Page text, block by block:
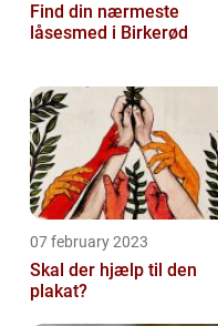
Find din nærmeste
låsesmed i Birkerød
07 february 2023
Skal der hjælp til den
plakat?